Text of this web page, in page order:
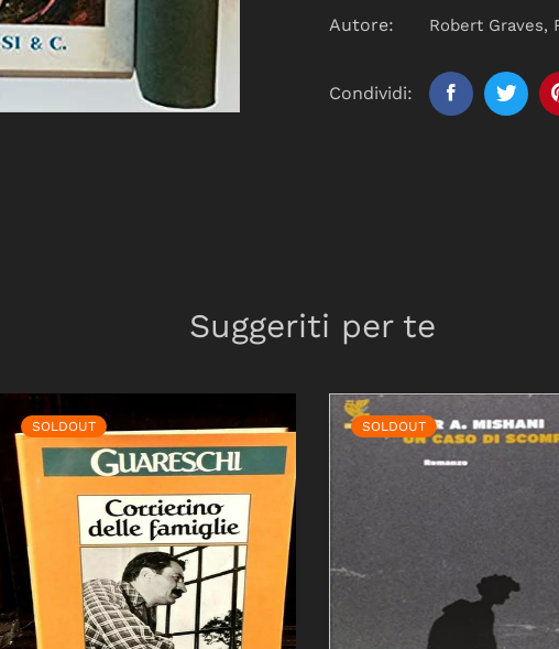
Autore: Robert Graves,
Condividi:
Suggeriti per te
SOLDOUT SOLDOUT